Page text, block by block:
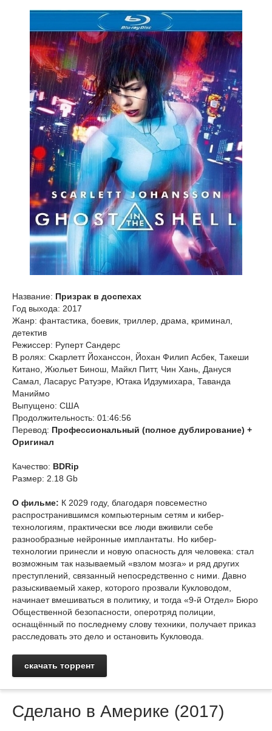
Название: Призрак в доспехах
Год выхода: 2017
Жанр: фантастика, боевик, триллер, драма, криминал,
детектив
Режиссер: Руперт Сандерс
В ролях: Скарлетт Йоханссон, Йохан Филип Асбек, Такеши
Китано, Жюльет Бинош, Майкл Питт, Чин Хань, Дануся
Самал, Ласарус Ратуэре, Ютака Идзумихара, Таванда
Маниймо
Выпущено: США
Продолжительность: 01:46:56
Перевод: Профессиональный (полное дублирование) +
Оригинал
Качество: BDRip
Размер: 2.18 Gb
О фильме: К 2029 году, благодаря повсеместно
распространившимся компьютерным сетям и кибер-
технологиям, практически все люди вживили себе
разнообразные нейронные имплантаты. Но кибер-
технологии принесли и новую опасность для человека: стал
возможным так называемый «взлом мозга» и ряд других
преступлений, связанный непосредственно с ними. Давно
разыскиваемый хакер, которого прозвали Кукловодом,
начинает вмешиваться в политику, и тогда «9-й Отдел» Бюро
Общественной безопасности, оперотряд полиции,
оснащённый по последнему слову техники, получает приказ
расследовать это дело и остановить Кукловода.
скачать торрент
Сделано в Америке (2017)